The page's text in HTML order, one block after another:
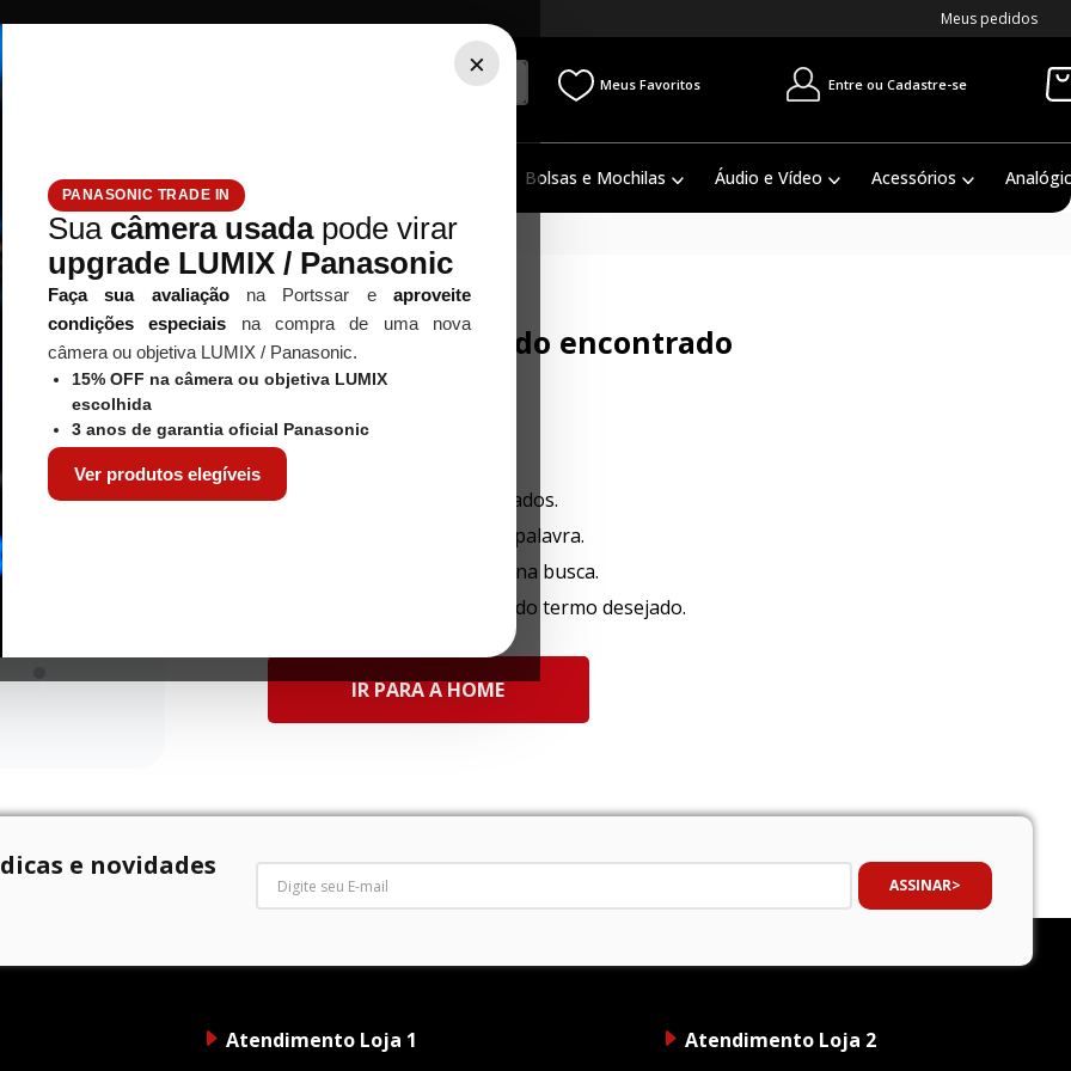
×
PANASONIC TRADE IN
Sua câmera usadapode virar
upgrade LUMIX / Panasonic
Faça sua avaliaçãona Portssar eaproveite
condições especiais na compra de uma nova
câmera ou objetiva LUMIX / Panasonic.
15% OFF na câmera ou objetiva LUMIX
escolhida
3 anos de garantia oficial Panasonic
Ver produtos elegíveis
Meus pedidos
Meus Favoritos Entre ou Cadastre-se
Tripé / Monopé Estúdio / Iluminação Bolsas e Mochilas Áudio e Vídeo Acessórios
Nenhum resultado encontrado
O que eu devo fazer?
Verifique os termos digitados.
Tente utilizar uma única palavra.
Utilize termos genéricos na busca.
Tente utilizar sinônimos do termo desejado.
IR PARA A HOME
e novidades
ASSINAR
Atendimento Loja 1 Atendimento Loja 2